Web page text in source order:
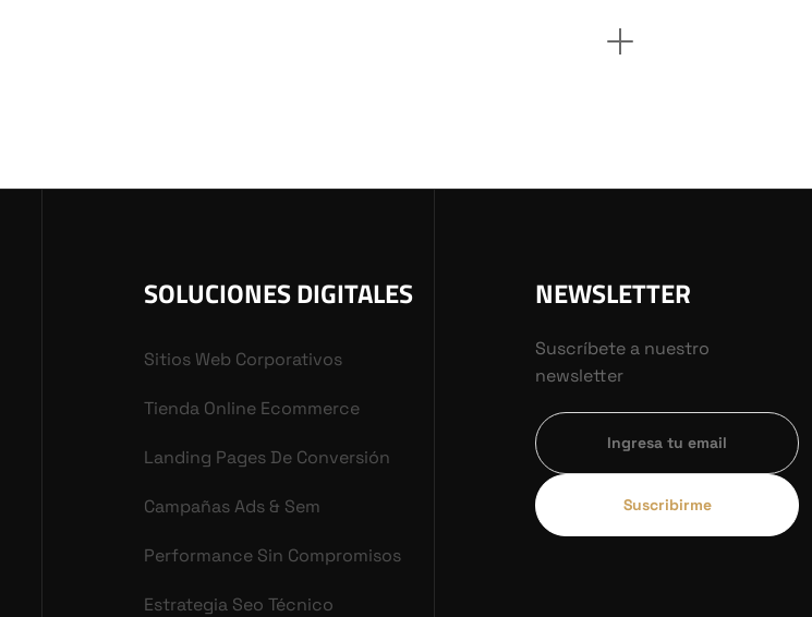
SOLUCIONES DIGITALES
Sitios Web Corporativos
Tienda Online Ecommerce
Landing Pages De Conversión
Campañas Ads & Sem
Performance Sin Compromisos
Estrategia Seo Técnico
NEWSLETTER
Suscríbete a nuestro
newsletter
Suscribirme